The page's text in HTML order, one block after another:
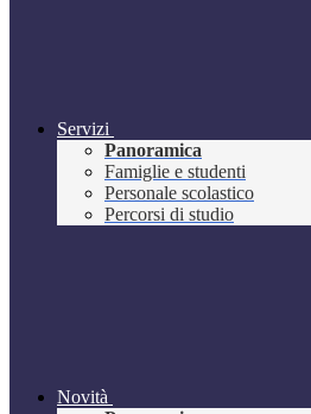
Servizi
Panoramica
Famiglie e studenti
Personale scolastico
Percorsi di studio
Novità